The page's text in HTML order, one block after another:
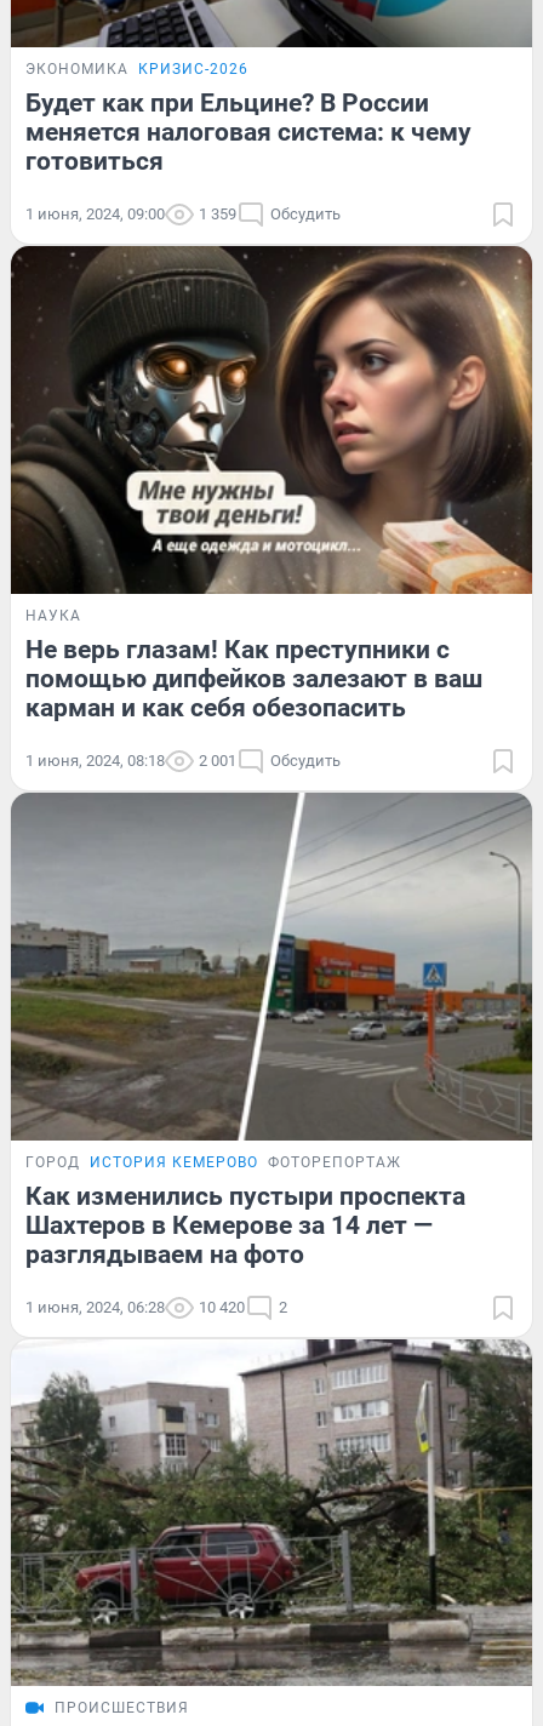
ЭКОНОМИКА КРИЗИС-2026
Будет как при Ельцине? В России
меняется налоговая система: к чему
готовиться
1 июня, 2024, 09:00 1 359 Обсудить
НАУКА
Не верь глазам! Как преступники с
помощью дипфейков залезают в ваш
карман и как себя обезопасить
1 июня, 2024, 08:18 2 001 Обсудить
ГОРОД ИСТОРИЯ КЕМЕРОВО ФОТОРЕПОРТАЖ
Как изменились пустыри проспекта
Шахтеров в Кемерове за 14 лет —
разглядываем на фото
1 июня, 2024, 06:28 10 420 2
ПРОИСШЕСТВИЯ